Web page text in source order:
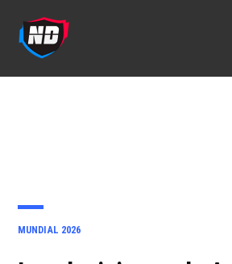
contenido
PUBLICADO
MUNDIAL 2026